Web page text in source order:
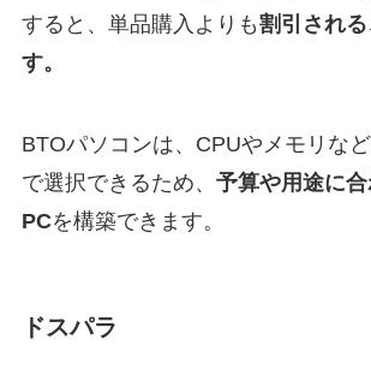
すると、単品購入よりも割引され
す。
BTOパソコンは、CPUやメモリな
で選択できるため、 予算や用途に
PCを構築できます。
ドスパラ